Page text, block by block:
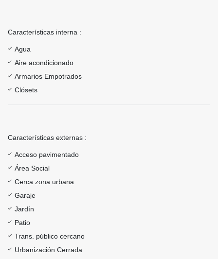
Características interna :
Agua
Aire acondicionado
Armarios Empotrados
Clósets
Características externas :
Acceso pavimentado
Área Social
Cerca zona urbana
Garaje
Jardín
Patio
Trans. público cercano
Urbanización Cerrada